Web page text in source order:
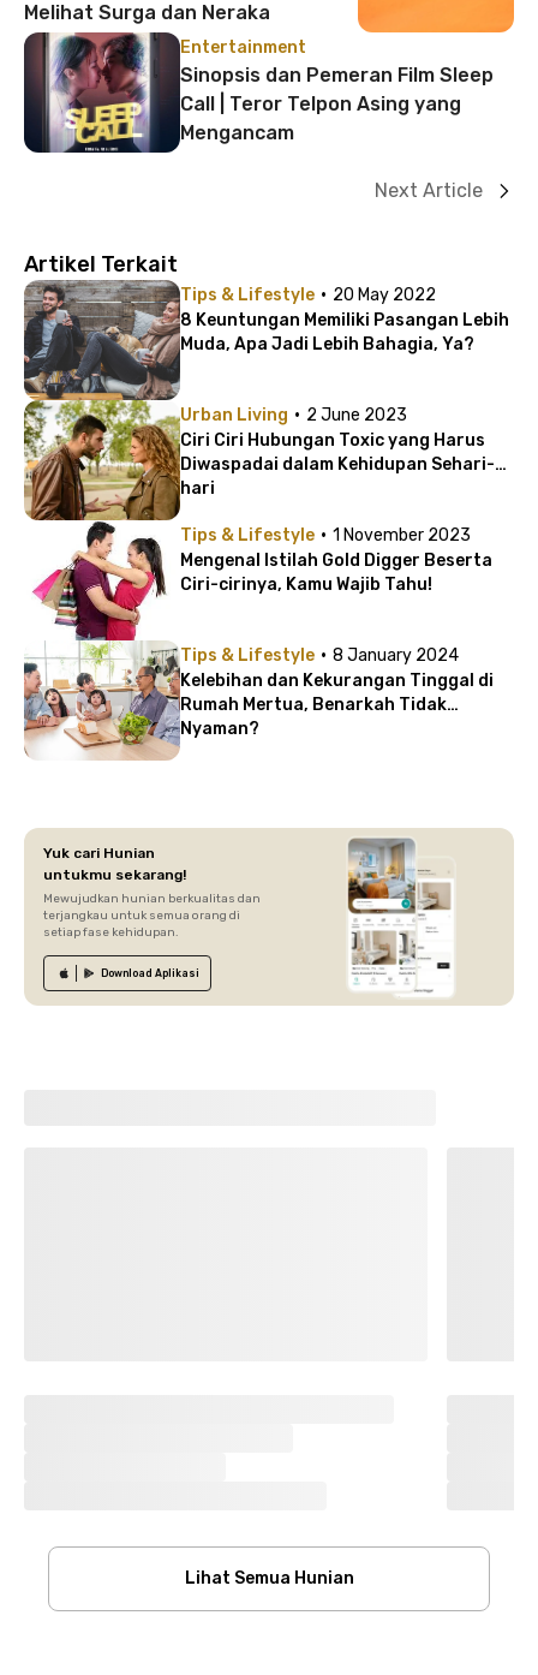
Melihat Surga dan Neraka
Entertainment
Sinopsis dan Pemeran Film Sleep
Call | Teror Telpon Asing yang
Mengancam
Next Article
Artikel Terkait
Tips & Lifestyle · 20 May 2022
8 Keuntungan Memiliki Pasangan Lebih
Muda, Apa Jadi Lebih Bahagia, Ya?
Urban Living · 2 June 2023
Ciri Ciri Hubungan Toxic yang Harus
Diwaspadai dalam Kehidupan Sehari-
hari
Tips & Lifestyle · 1 November 2023
Mengenal Istilah Gold Digger Beserta
Ciri-cirinya, Kamu Wajib Tahu!
Tips & Lifestyle · 8 January 2024
Kelebihan dan Kekurangan Tinggal di
Rumah Mertua, Benarkah Tidak
Nyaman?
Yuk cari Hunian
untukmu sekarang!
Mewujudkan hunian berkualitas dan
terjangkau untuk semua orang di
setiap fase kehidupan.
Download Aplikasi
Lihat Semua Hunian